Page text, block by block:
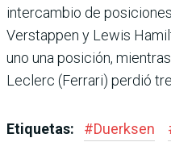
intercambio de
Verstappen y Lewis
uno una posición,
Leclerc (Ferrari) perdió
Etiquetas: #Duerksen